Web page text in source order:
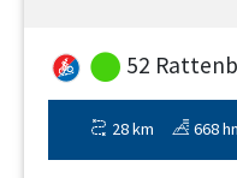
52
28 km 668